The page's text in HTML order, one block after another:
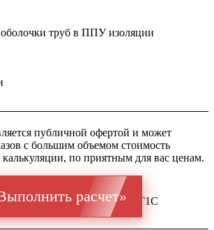
ППУ ГОСТ 20295 Ст 17Г1С
труб в ППУ изоляции
публичной офертой и может
с большим объемом стоимость
по приятным для вас ценам.
расчет»